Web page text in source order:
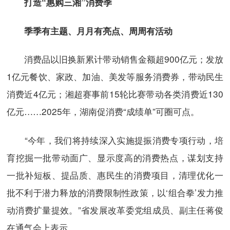
季季有主题、月月有亮点、周周有活动
消费品以旧换新累计带动销售金额超900亿元；发放
1亿元餐饮、家政、加油、美发等服务消费券，带动民生
消费近4亿元；湘超赛事前15轮比赛带动各类消费近130
亿元……2025年，湖南促消费“成绩单”可圈可点。
“今年，我们将持续深入实施提振消费专项行动，培
育挖掘一批带动面广、显示度高的消费热点，谋划支持
一批补短板、提品质、惠民生的消费项目，清理优化一
批不利于潜力释放的消费限制性政策，以‘组合拳’发力推
动消费扩量提效。”省发展改革委党组成员、副主任蒋俊
在通气会上表示。